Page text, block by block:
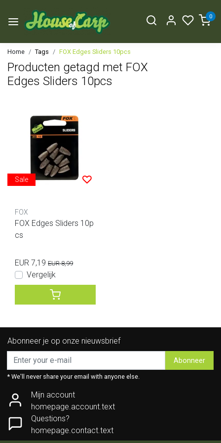
0
Home Tags FOX Edges Sliders 10pcs
Producten getagd met FOX
Edges Sliders 10pcs
Sale
FOX
FOX Edges Sliders 10p
cs
EUR 7,19 EUR 8,99
Vergelijk
Abonneer je op onze nieuwsbrief
Abonneer
* We'll never share your email with anyone else.
Mijn account
homepage.account.text
Questions?
homepage.contact.text